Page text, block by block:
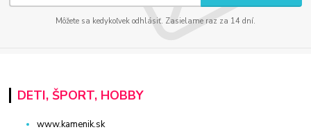
Môžete sa kedykoľvek odhlásiť. Zasielame raz za 14 dní.
DETI, ŠPORT, HOBBY
www.kamenik.sk